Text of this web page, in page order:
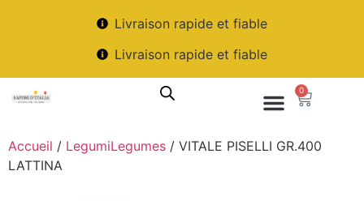
Livraison rapide et fiable
Livraison rapide et fiable
0
Accueil / LegumiLegumes / VITALE PISELLI GR.400
LATTINA